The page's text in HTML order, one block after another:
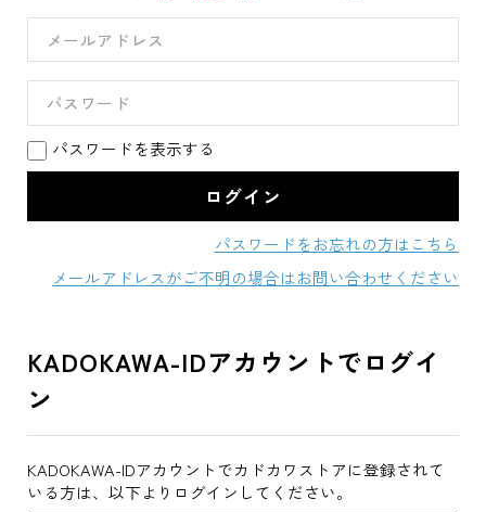
パスワードを表示する
パスワードをお忘れの方はこちら
メールアドレスがご不明の場合はお問い合わせください
KADOKAWA-IDアカウントでログイ
ン
KADOKAWA-IDアカウントでカドカワストアに登録されて
いる方は、以下よりログインしてください。